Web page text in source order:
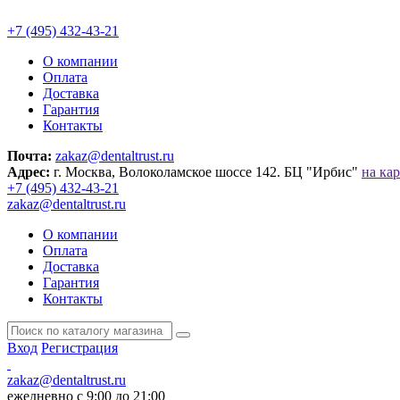
+7 (495) 432-43-21
О компании
Оплата
Доставка
Гарантия
Контакты
Почта: zakaz@dentaltrust.ru
Адрес: г. Москва, Волоколамское шоссе 142. БЦ "Ирбис" на
+7 (495) 432-43-21
zakaz@dentaltrust.ru
О компании
Оплата
Доставка
Гарантия
Контакты
Вход Регистрация
zakaz@dentaltrust.ru
ежедневно с 9:00 до 21:00